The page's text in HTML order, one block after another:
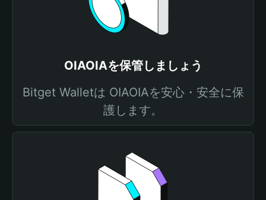
OIAOIAを保管しましょう
Bitget Walletは OIAOIAを安心・安全に保
護します。